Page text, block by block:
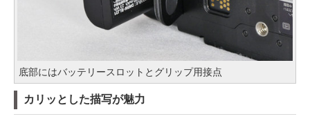
底部にはバッテリースロットとグリップ用接点
カリッとした描写が魅力